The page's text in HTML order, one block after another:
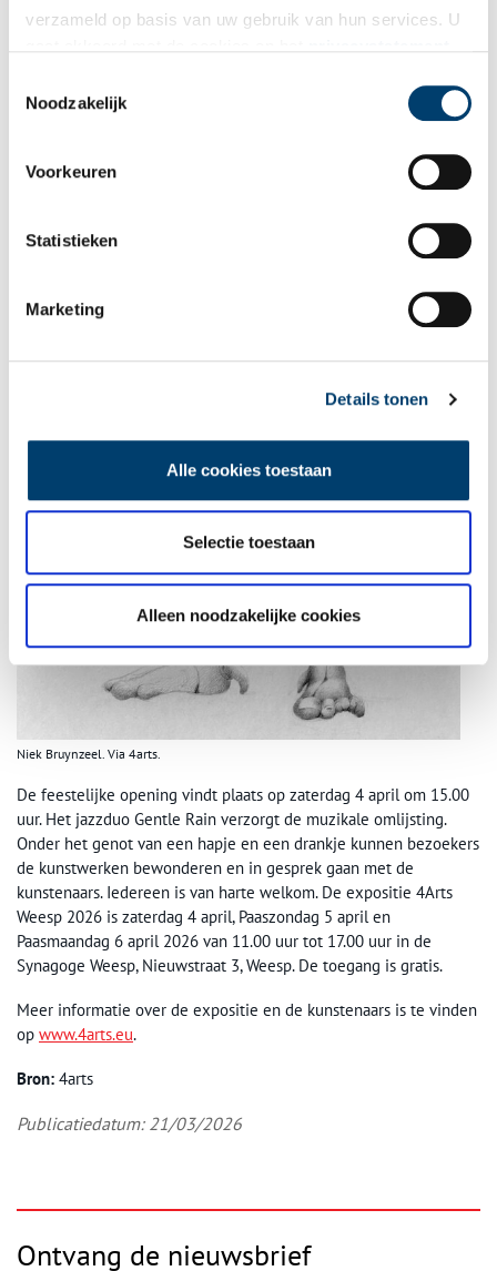
verzameld op basis van uw gebruik van hun services. U
Noodzakelijk
Voorkeuren
Statistieken
Marketing
Details tonen
Alle cookies toestaan
Selectie toestaan
Alleen noodzakelijke cookies
Niek Bruynzeel. Via 4arts.
De feestelijke opening vindt plaats op zaterdag 4 april om 15.00
uur. Het jazzduo Gentle Rain verzorgt de muzikale omlijsting.
Onder het genot van een hapje en een drankje kunnen bezoekers
de kunstwerken bewonderen en in gesprek gaan met de
kunstenaars. Iedereen is van harte welkom. De expositie 4Arts
Weesp 2026 is zaterdag 4 april, Paaszondag 5 april en
Paasmaandag 6 april 2026 van 11.00 uur tot 17.00 uur in de
Synagoge Weesp, Nieuwstraat 3, Weesp. De toegang is gratis.
Meer informatie over de expositie en de kunstenaars is te vinden
op www.4arts.eu.
Bron: 4arts
Publicatiedatum: 21/03/2026
Ontvang de nieuwsbrief